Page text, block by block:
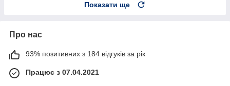
Показати ще
Про нас
93% позитивних з 184 відгуків за рік
Працює з 07.04.2021